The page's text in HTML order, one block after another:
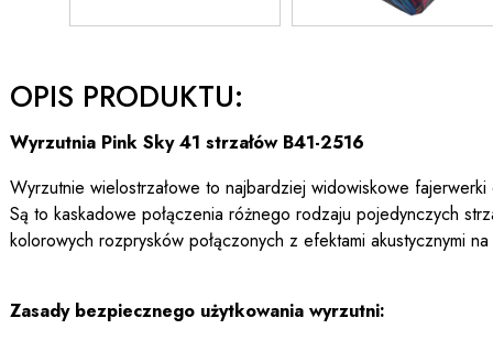
OPIS PRODUKTU:
Wyrzutnia Pink Sky 41 strzałów B41-2516
Wyrzutnie wielostrzałowe to najbardziej widowiskowe
Są to kaskadowe połączenia różnego rodzaju pojedynczych
kolorowych rozprysków połączonych z efektami akustycznymi
Zasady bezpiecznego użytkowania wyrzutni: